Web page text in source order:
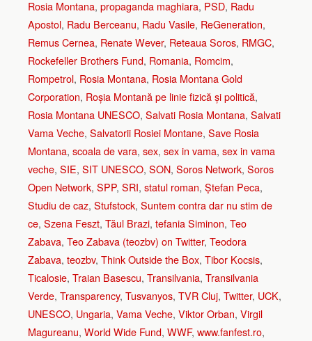
Rosia Montana, propaganda maghiara, PSD, Radu
Apostol, Radu Berceanu, Radu Vasile, ReGeneration,
Remus Cernea, Renate Wever, Reteaua Soros, RMGC,
Rockefeller Brothers Fund, Romania, Romcim,
Rompetrol, Rosia Montana, Rosia Montana Gold
Corporation, Roșia Montană pe linie fizică și politică,
Rosia Montana UNESCO, Salvati Rosia Montana, Salvati
Vama Veche, Salvatorii Rosiei Montane, Save Rosia
Montana, scoala de vara, sex, sex in vama, sex in vama
veche, SIE, SIT UNESCO, SON, Soros Network, Soros
Open Network, SPP, SRI, statul roman, Ștefan Peca,
Studiu de caz, Stufstock, Suntem contra dar nu stim de
ce, Szena Feszt, Tăul Brazi, tefania Siminon, Teo
Zabava, Teo Zabava (teozbv) on Twitter, Teodora
Zabava, teozbv, Think Outside the Box, Tibor Kocsis,
Ticalosie, Traian Basescu, Transilvania, Transilvania
Verde, Transparency, Tusvanyos, TVR Cluj, Twitter, UCK,
UNESCO, Ungaria, Vama Veche, Viktor Orban, Virgil
Magureanu, World Wide Fund, WWF, www.fanfest.ro,